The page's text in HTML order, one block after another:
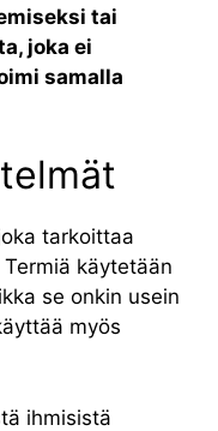
tai
joka ei
samalla
tarkoittaa
Termiä käytetään
se onkin usein
myös
ihmisistä